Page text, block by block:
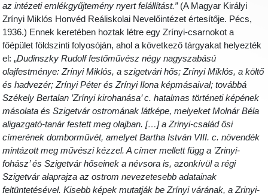
az intézeti emlékgyűjtemény nyert felállítást.”(A Magyar Királyi
Zrínyi Miklós Honvéd Reáliskolai Nevelőintézet értesítője. Pécs,
1936.) Ennek keretében hoztak létre egy Zrínyi-csarnokot a
főépület földszinti folyosóján, ahol a következő tárgyakat helyezték
el: „Dudinszky Rudolf festőművész négy nagyszabású
olajfestménye: Zrínyi Miklós, a szigetvári hős; Zrínyi Miklós, a költő
és hadvezér; Zrínyi Péter és Zrínyi Ilona képmásaival; továbbá
Székely Bertalan ’Zrínyi kirohanása’ c. hatalmas történeti képének
másolata és Szigetvár ostromának látképe, melyeket Molnár Béla
aligazgató-tanár festett meg olajban. […] a Zrinyi-család ősi
címerének domborművét, amelyet Bartha István VIII. c. növendék
mintázott meg művészi kézzel. A címer mellett függ a ’Zrinyi-
fohász’ és Szigetvár hőseinek a névsora is, azonkívül a régi
Szigetvár alaprajza az ostrom nevezetesebb adatainak
feltüntetésével. Kisebb képek mutatják be Zrínyi várának, a Zrinyi-